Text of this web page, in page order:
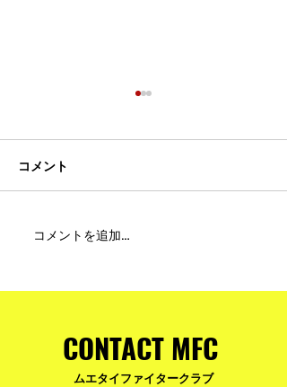
MFC DREAM FIGHT 24にご
皆様へ
コメント
コメントを追加…
CONTACT MFC
ムエタイファイタークラブ